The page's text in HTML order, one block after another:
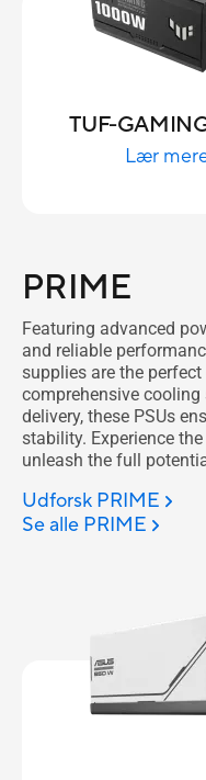
TUF-
Lær
PRIME
Featuring advanced
and reliable
supplies are the
comprehensive
delivery, these PSUs
stability. Experience
unleash the full
Udforsk PRIME
Se alle PRIME